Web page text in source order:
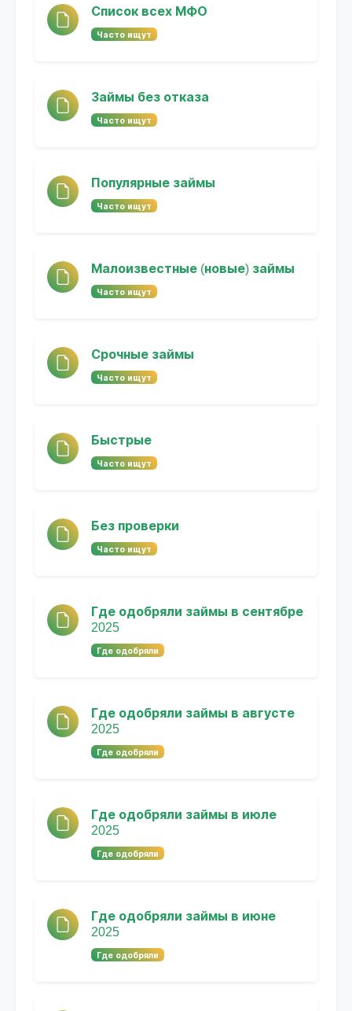
Список всех МФО
Часто ищут
Займы без отказа
Часто ищут
Популярные займы
Часто ищут
Малоизвестные (новые) займы
Часто ищут
Срочные займы
Часто ищут
Быстрые
Часто ищут
Без проверки
Часто ищут
Где одобряли займы в сентябре
2025
Где одобряли
Где одобряли займы в августе
2025
Где одобряли
Где одобряли займы в июле
2025
Где одобряли
Где одобряли займы в июне
2025
Где одобряли